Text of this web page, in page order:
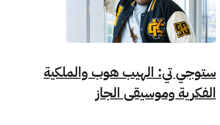
ستوجي تي: الهيب هوب والملكية
الفكرية وموسيقى الجاز